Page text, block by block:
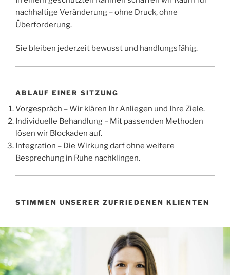
nachhaltige Veränderung – ohne Druck, ohne
Überforderung.
Sie bleiben jederzeit bewusst und handlungsfähig.
ABLAUF EINER SITZUNG
Vorgespräch – Wir klären Ihr Anliegen und Ihre Ziele.
Individuelle Behandlung – Mit passenden Methoden
lösen wir Blockaden auf.
Integration – Die Wirkung darf ohne weitere
Besprechung in Ruhe nachklingen.
STIMMEN UNSERER ZUFRIEDENEN KLIENTEN